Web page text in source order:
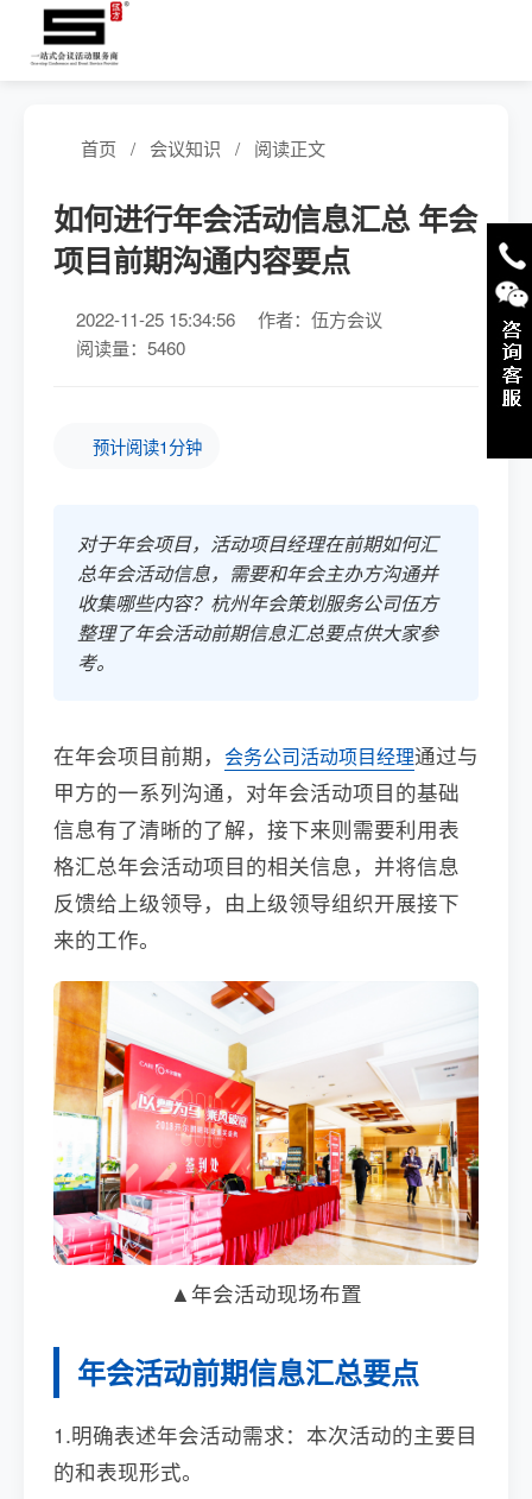
首页 / 会议知识 / 阅读正文
如何进行年会活动信息汇总 年会
项目前期沟通内容要点
2022-11-25 15:34:56
作者：伍方会议
阅读量：5460
预计阅读1分钟
对于年会项目，活动项目经理在前期如何汇
总年会活动信息，需要和年会主办方沟通并
收集哪些内容？杭州年会策划服务公司伍方
整理了年会活动前期信息汇总要点供大家参
考。
在年会项目前期， 会务公司活动项目经理通过与
甲方的一系列沟通，对年会活动项目的基础
信息有了清晰的了解，接下来则需要利用表
格汇总年会活动项目的相关信息，并将信息
反馈给上级领导，由上级领导组织开展接下
来的工作。
▲年会活动现场布置
年会活动前期信息汇总要点
1.明确表述年会活动需求：本次活动的主要目
的和表现形式。